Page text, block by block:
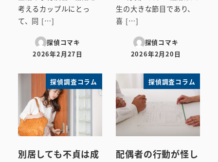
考えるカップルにとっ
て、同 […]
探偵コマキ
投稿日
2026年2月27日
生の大きな節目であり、
喜 […]
探偵コマキ
投稿日
2026年2月20日
探偵調査コラム
別居しても不貞は成
探偵調査コラム
配偶者の行動が怪し